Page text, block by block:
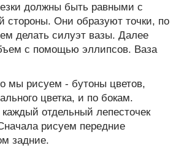
должны быть равными с
стороны. Они образуют точки, по
делать силуэт вазы. Далее
с помощью эллипсов. Ваза
мы рисуем - бутоны цветов,
цветка, и по бокам.
отдельный лепесточек
рисуем передние
задние.